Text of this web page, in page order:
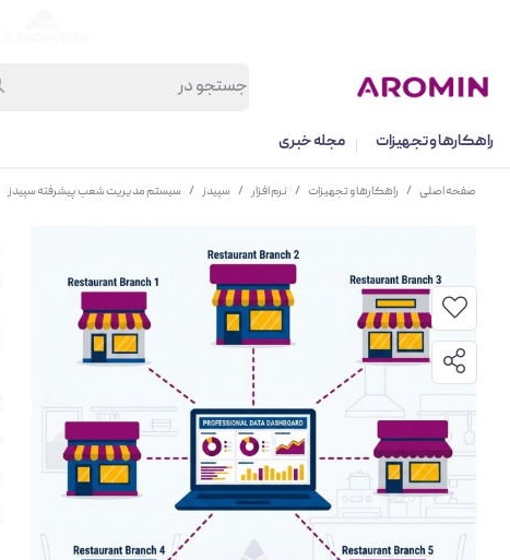
راهکارها و تجهیزات مجله خبری
صفحه اصلی / راهکارها و تجهیزات / نرم افزار / سپیدز / سیستم مدیریت شعب پیشرفته سپیدز